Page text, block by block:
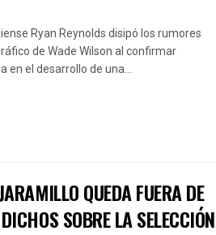
Ryan Reynolds disipó los rumores
de Wade Wilson al confirmar
en el desarrollo de una...
QUEDA FUERA DE
SOBRE LA SELECCIÓN